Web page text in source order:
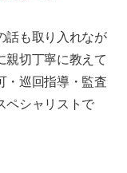
話も取り入れなが
親切丁寧に教えて
・巡回指導・監査
ペシャリストで